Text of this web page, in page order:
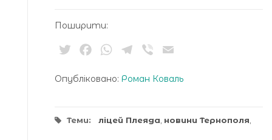
Поширити:
TwitterFacebookWhatsApp
Telegram
Viber
Опубліковано: Роман Коваль
Теми: ліцей Плеяда новини Тернополя